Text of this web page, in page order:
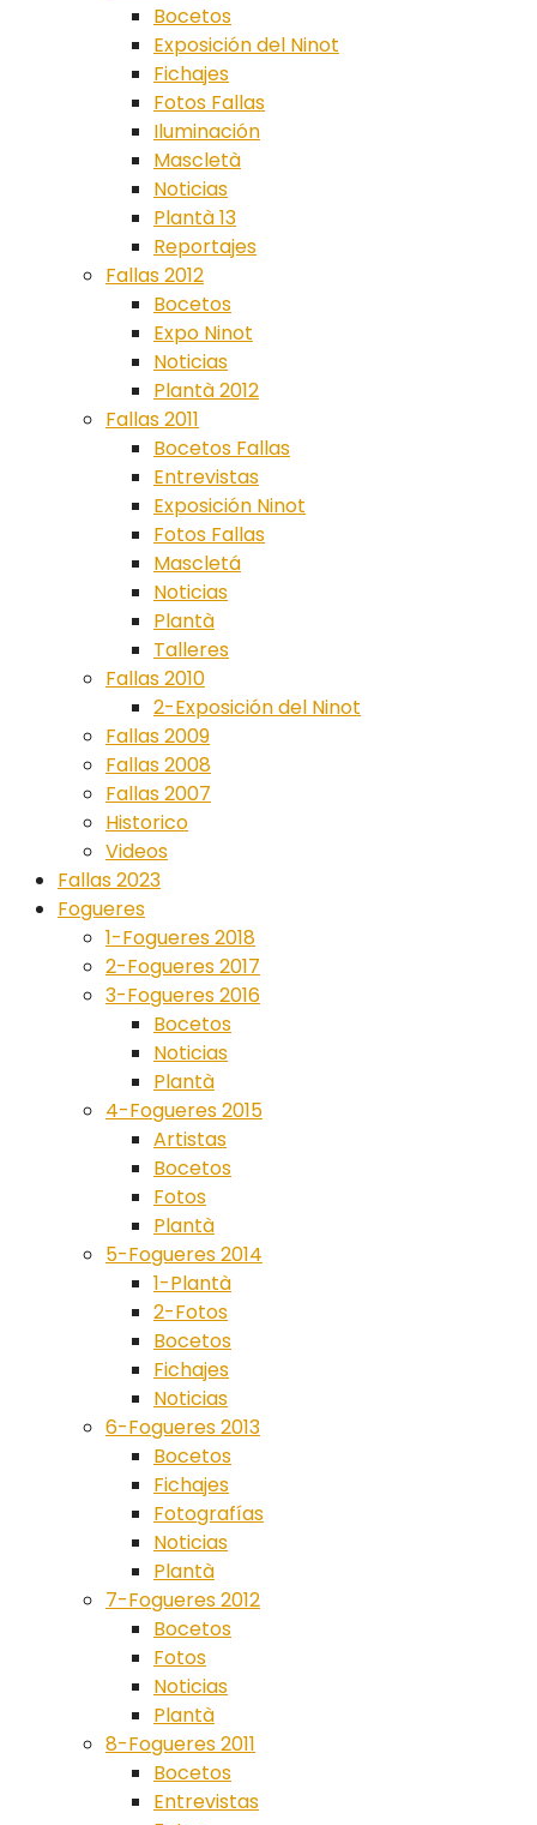
Bocetos
Exposición del Ninot
Fichajes
Fotos Fallas
Iluminación
Mascletà
Noticias
Plantà 13
Reportajes
Fallas 2012
Bocetos
Expo Ninot
Noticias
Plantà 2012
Fallas 2011
Bocetos Fallas
Entrevistas
Exposición Ninot
Fotos Fallas
Mascletá
Noticias
Plantà
Talleres
Fallas 2010
2-Exposición del Ninot
Fallas 2009
Fallas 2008
Fallas 2007
Historico
Videos
Fallas 2023
Fogueres
1-Fogueres 2018
2-Fogueres 2017
3-Fogueres 2016
Bocetos
Noticias
Plantà
4-Fogueres 2015
Artistas
Bocetos
Fotos
Plantà
5-Fogueres 2014
1-Plantà
2-Fotos
Bocetos
Fichajes
Noticias
6-Fogueres 2013
Bocetos
Fichajes
Fotografías
Noticias
Plantà
7-Fogueres 2012
Bocetos
Fotos
Noticias
Plantà
8-Fogueres 2011
Bocetos
Entrevistas